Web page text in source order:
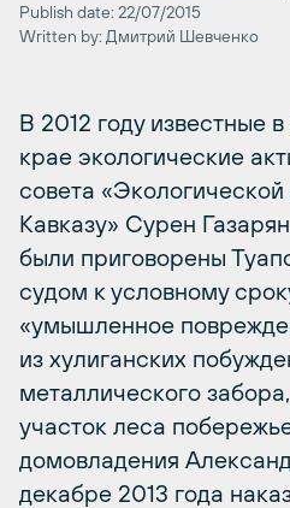
Publish date: 22/07/2015
Written by: Дмитрий Шевченко
В 2012 году известные
крае экологические
совета
Кавказу» Сурен
были приговорены
судом к условному
«умышленное
из хулиганских
металлического
участок леса
домовладения
декабре 2013 года